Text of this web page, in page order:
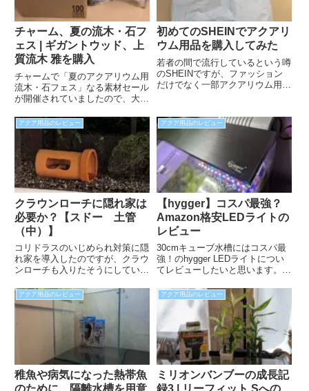
チャーム、夏の流木・石フ
ェス | ギガントウッド、上
質流木 雅を購入
チャームで「夏のアクアリウム用
流木・石フェス」なる素材セール
が開催されていましたので、大型
常価格の半額以下と圧倒的にお買
い得なので、水槽立ち上げを検討
されている方はこのタイミングで
仕入れてみては如何でしょうか？
初めてのSHEINでアクアリ
ウム用品を購入してみた
若者の間で流行しているという噂
のSHEINですが、ファッション
だけでなく一部アクアリウム用品
届くまでにどのくらいの時間がか
かるのか？など、見てみたいと思
います。
アクア用品のレビュー
クラウンローチに隠れ家は
必要か？【スドー 土管
（中）】
コリドラスのいじめられ対策に隠
れ家を導入したのですが、クラウ
ンローチも入りたそうにしていた
ることにしました。クラウンロー
チが横になって寝ていたり、みん
なで一緒に入っていたりと面白い
ものが観察できるようになりまし
アクア用品のレビュー
【hygger】コスパ最強？
Amazon格安LEDライトの
レビュー
30cmキューブ水槽にはコスパ最
強！のhygger LEDライトについ
てレビューしたいと思います。私
の様に、外掛式フィルターを使っ
ているため、ライトクリップの取
り付け場所に制限がある。
Amazonでhygger...
アクア用品のレビュー
稚魚や病気になった熱帯魚
のために、隔離水槽を用意
アクア用品のレビュー
ミリオンバンブーの成長記
録3 | リーフィット Sへの